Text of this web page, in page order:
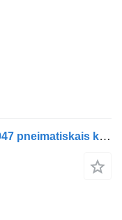
Scania Compressor air pipe 1863947 pneimatiskais kompresors paredzēts Scania R440 vilcēja